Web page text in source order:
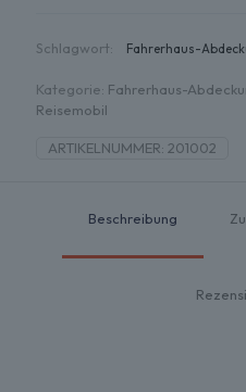
T6
Schlagwort: Fahrerhaus-
Kategorie: Fahrerhaus-
Reisemobil
ARTIKELNUMMER: 201002
Beschreibung